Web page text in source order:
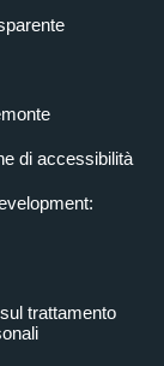
di accessibilità
trattamento